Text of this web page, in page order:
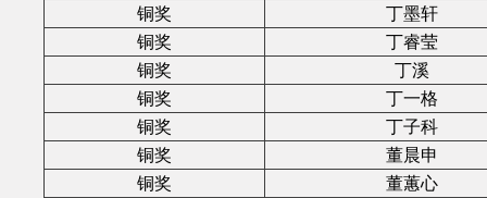
铜奖
丁墨轩
铜奖
丁睿莹
铜奖
丁溪
铜奖
丁一格
铜奖
丁子科
铜奖
董晨申
铜奖
董蕙心